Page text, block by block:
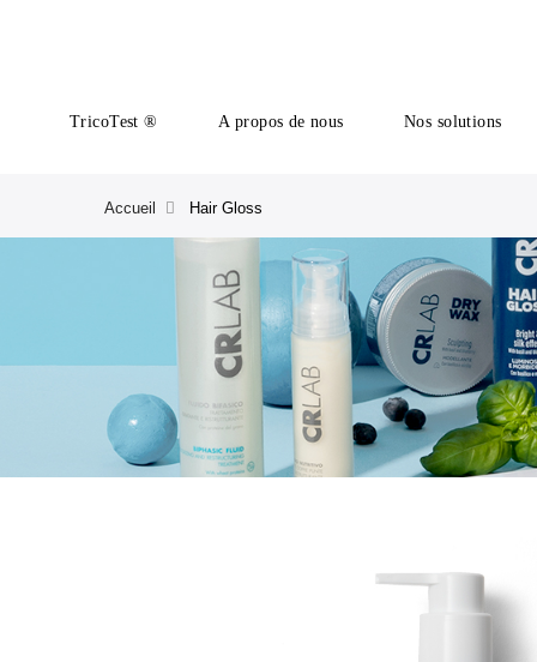
TricoTest ® A propos de nous Nos solutions
Accueil Hair Gloss